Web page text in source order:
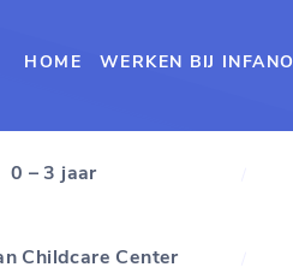
HOME WERKEN BIJ INFANO
0 – 3 jaar
Childcare Center